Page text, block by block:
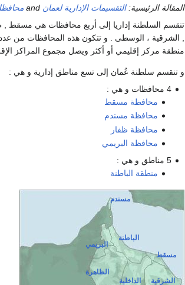
المقالة الرئيسية:التقسيمات الإدارية لعمان
مسقط
مسندم
الباطنة
الشرقية الداخلية
الظاهرة
البريمي
تنقسم السلطنة إداريا إلى أربع محافظات هي مسقط ,
منطقة مركز إقليمي أو أكثر ويصل مجموع المراكز الإقليمية في
و تنقسم سلطنة عُمان إلى تسع مناطق إدارية و هي :
4 محافظات و هي :
محافظة مسقط
محافظة مسندم
محافظة ظفار
محافظة البريمي
5 مناطق و هي :
منطقة الباطنة